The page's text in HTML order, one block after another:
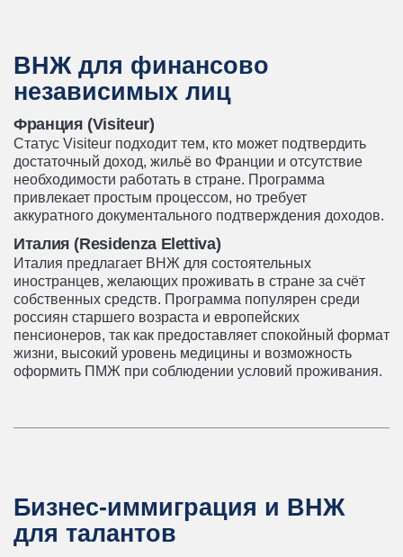
ВНЖ для финансово
независимых лиц
Франция (Visiteur)
Статус Visiteur подходит тем, кто может подтвердить
достаточный доход, жильё во Франции и отсутствие
необходимости работать в стране. Программа
привлекает простым процессом, но требует
аккуратного документального подтверждения доходов.
Италия (Residenza Elettiva)
Италия предлагает ВНЖ для состоятельных
иностранцев, желающих проживать в стране за счёт
собственных средств. Программа популярен среди
россиян старшего возраста и европейских
пенсионеров, так как предоставляет спокойный формат
жизни, высокий уровень медицины и возможность
оформить ПМЖ при соблюдении условий проживания.
Бизнес-иммиграция и ВНЖ
для талантов